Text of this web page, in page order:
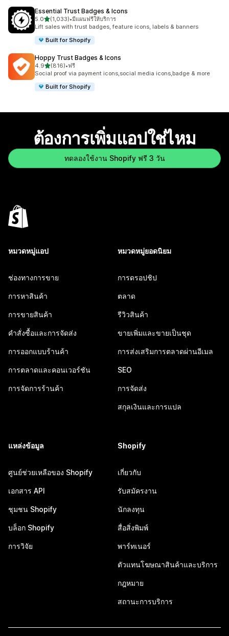
Essential Trust Badges & Icons
5.0เต็ม 5 ดาว
(1,033)
ทั้งหมด 1033 รีวิว
•มีแผนฟรีให้บริการ
Lift sales with trust badges, feature icons, labels & banners
Built for Shopify
Hoppy Trust Badges & Icons
4.9เต็ม 5 ดาว
(816)
ทั้งหมด 816 รีวิว
•ฟรี
Social proof via payment icons,social media icons,badge & more
Built for Shopify
ต้องการเพิ่มแอปใช่ไหม
ทดลองใช้งาน Shopify ฟรี 3 วัน
หมวดหมู่แอป
ช่องทางการขาย
การหาสินค้า
การขายสินค้า
คำสั่งซื้อและการจัดส่ง
การออกแบบร้านค้า
การตลาดและคอนเวอร์ชัน
การจัดการร้านค้า
หมวดหมู่ยอดนิยม
การดรอปชิป
ตลาด
รีวิวสินค้า
ขายเพิ่มและขายเป็นชุด
การส่งเสริมการตลาดผ่านอีเมล
SEO
การจัดส่ง
สกุลเงินและการแปล
แหล่งข้อมูล
ศูนย์ช่วยเหลือของ Shopify
เอกสาร API
ชุมชน Shopify
บล็อก Shopify
การวิจัย
Shopify
เกี่ยวกับ
รับสมัครงาน
นักลงทุน
สื่อสิ่งพิมพ์
พาร์ทเนอร์
ตัวแทนโฆษณาสินค้าและบริการ
กฎหมาย
สถานะการบริการ